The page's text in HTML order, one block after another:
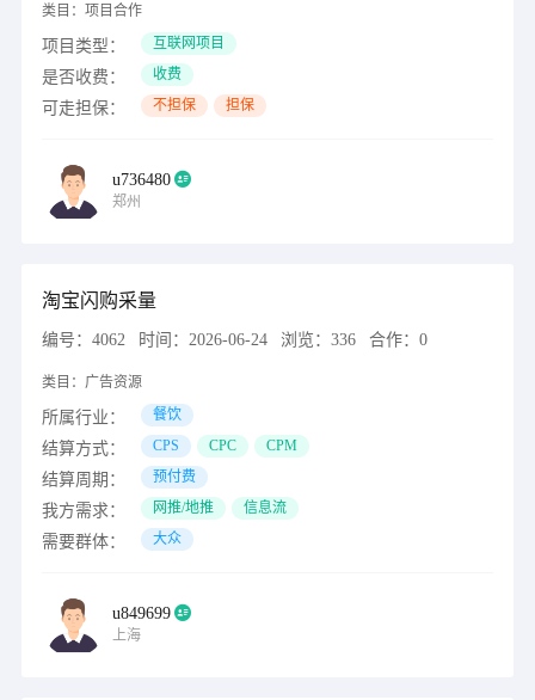
类目： 项目合作
项目类型： 互联网项目
是否收费： 收费
可走担保： 不担保 担保
u736480
郑州
淘宝闪购采量
编号： 4062 时间： 2026-06-24 浏览： 336 合作： 0
类目： 广告资源
所属行业： 餐饮
结算方式： CPS CPC CPM
结算周期： 预付费
我方需求： 网推/地推 信息流
需要群体： 大众
u849699
上海